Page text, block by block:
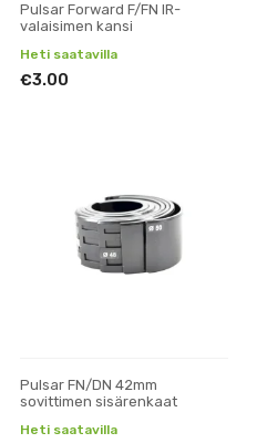
Pulsar Forward F/FN IR-
valaisimen kansi
Heti saatavilla
€3.00
Pulsar FN/DN 42mm
sovittimen sisärenkaat
Heti saatavilla